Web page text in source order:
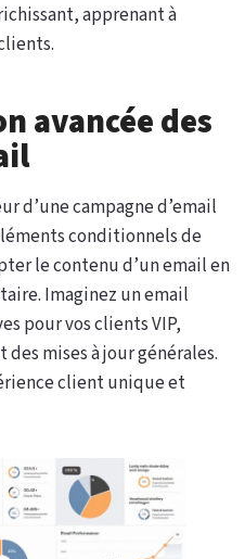
apprenant à
avancée des
d’une campagne d’email
conditionnels de
le contenu d’un email en
Imaginez un email
pour vos clients VIP,
mises à jour générales.
client unique et